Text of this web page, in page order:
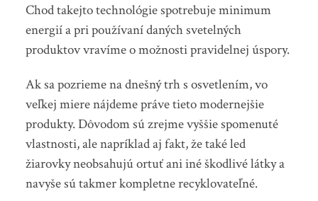
Chod takejto technológie spotrebuje minimum
energií a pri používaní daných svetelných
produktov vravíme o možnosti pravidelnej úspory.
Ak sa pozrieme na dnešný trh s osvetlením, vo
veľkej miere nájdeme práve tieto modernejšie
produkty. Dôvodom sú zrejme vyššie spomenuté
vlastnosti, ale napríklad aj fakt, že také led
žiarovky neobsahujú ortuť ani iné škodlivé látky a
navyše sú takmer kompletne recyklovateľné.